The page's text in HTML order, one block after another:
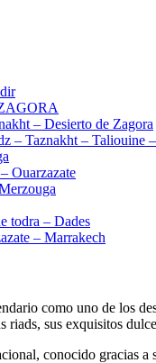
– Desierto de Zagora
– Taznakht – Taliouine
Ouarzazate
todra – Dades
– Marrakech
como uno de los
riads, sus exquisitos
conocido gracias